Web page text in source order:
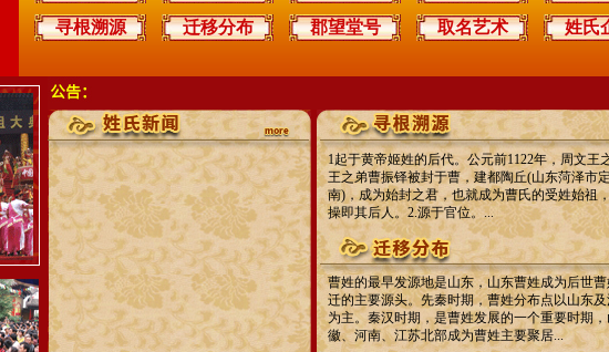
寻根溯源
迁移分布 郡望堂号 取名艺术 姓氏
1起于黄帝姬姓的后代。公元前1122年，周文王
王之弟曹振铎被封于曹，建都陶丘(山东菏泽市
南)，成为始封之君，也就成为曹氏的受姓始祖
操即其后人。2.源于官位。...
曹姓的最早发源地是山东，山东曹姓成为后世
迁的主要源头。先秦时期，曹姓分布点以山东
为主。秦汉时期，是曹姓发展的一个重要时期
徽、河南、江苏北部成为曹姓主要聚居...